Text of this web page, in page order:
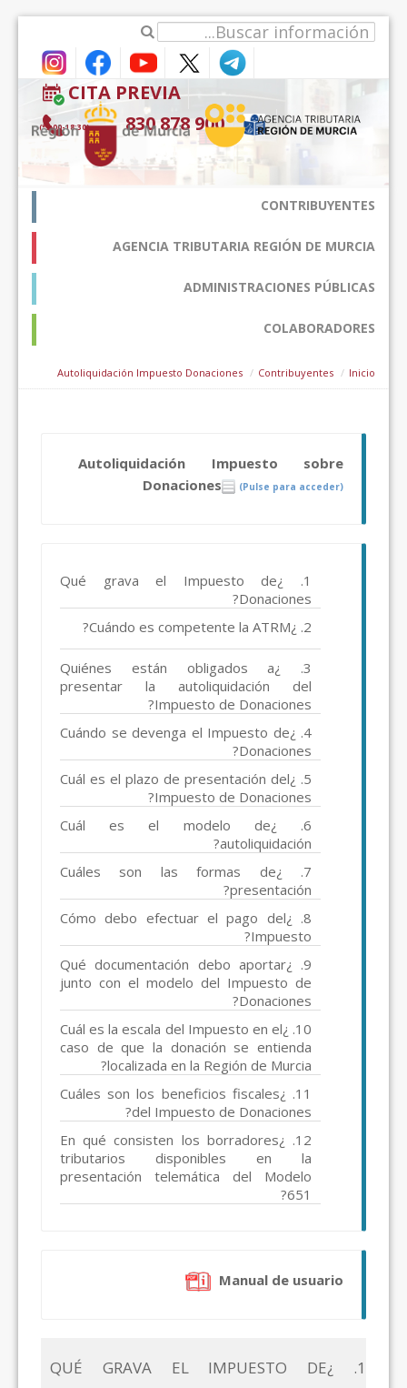
CITA PREVIA
900 878 830
(9:00-18:30*)
CONTRIBUYENTES
AGENCIA TRIBUTARIA REGIÓN DE MURCIA
ADMINISTRACIONES PÚBLICAS
COLABORADORES
Inicio
Contribuyentes
Autoliquidación Impuesto Donaciones
Autoliquidación Impuesto sobre
Donaciones
(Pulse para acceder)
1. ¿Qué grava el Impuesto de
Donaciones?
2. ¿Cuándo es competente la ATRM?
3. ¿Quiénes están obligados a
presentar la autoliquidación del
Impuesto de Donaciones?
4. ¿Cuándo se devenga el Impuesto de
Donaciones?
5. ¿Cuál es el plazo de presentación del
Impuesto de Donaciones?
6. ¿Cuál es el modelo de
autoliquidación?
7. ¿Cuáles son las formas de
presentación?
8. ¿Cómo debo efectuar el pago del
Impuesto?
9. ¿Qué documentación debo aportar
junto con el modelo del Impuesto de
Donaciones?
10. ¿Cuál es la escala del Impuesto en el
caso de que la donación se entienda
localizada en la Región de Murcia?
11. ¿Cuáles son los beneficios fiscales
del Impuesto de Donaciones?
12. ¿En qué consisten los borradores
tributarios disponibles en la
presentación telemática del Modelo
651?
Manual de usuario
1. ¿QUÉ GRAVA EL IMPUESTO DE